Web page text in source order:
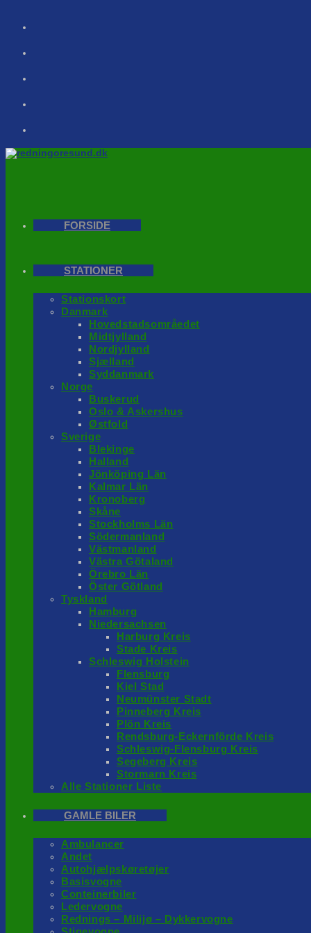
FORSIDE
STATIONER
Stationskort
Danmark
Hovedstadsområedet
Midtjylland
Nordjylland
Sjælland
Syddanmark
Norge
Buskerud
Oslo & Askershus
Østfold
Sverige
Blekinge
Halland
Jönköping Län
Kalmar Län
Kronoberg
Skåne
Stockholms Län
Södermanland
Västmanland
Västra Götaland
Örebro Län
Öster Götland
Tyskland
Hamburg
Niedersachsen
Harburg Kreis
Stade Kreis
Schleswig Holstein
Flensburg
Kiel Stad
Neumünster Stadt
Pinneberg Kreis
Plön Kreis
Rendsburg-Eckernförde Kreis
Schleswig-Flensburg Kreis
Segeberg Kreis
Stormarn Kreis
Alle Stationer Liste
GAMLE BILER
Ambulancer
Andet
Autohjælpskøretøjer
Basisvogne
Conteinerbiler
Ledervogne
Rednings – Milijø – Dykkervogne